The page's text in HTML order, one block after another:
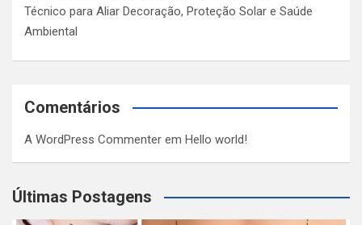
Técnico para Aliar Decoração, Proteção Solar e Saúde
Ambiental
Comentários
A WordPress Commenter em Hello world!
Últimas Postagens